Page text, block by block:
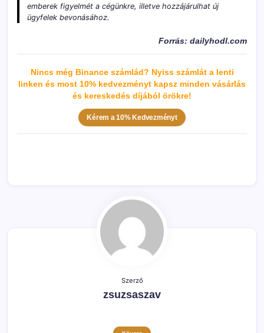
emberek figyelmét a cégünkre, illetve hozzájárulhat új
ügyfelek bevonásához.
Forrás: dailyhodl.com
Nincs még Binance számlád? Nyiss számlát a lenti
linken és most 10% kedvezményt kapsz minden vásárlás
és kereskedés díjából örökre!
Kérem a 10% Kedvezményt
Szerző
zsuzsaszav